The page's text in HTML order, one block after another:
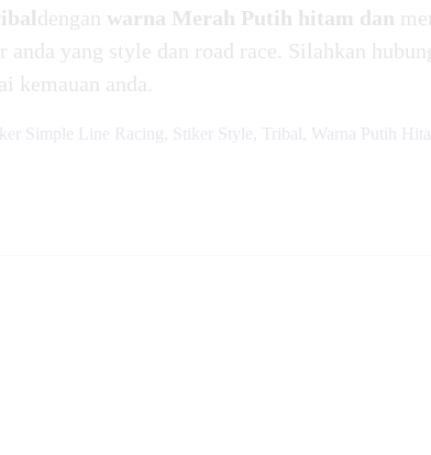
dengan warna Merah Putih hitam dan
yang style dan road race. Silahkan
kemauan anda.
Simple Line Racing Stiker Style Tribal Warna Putih